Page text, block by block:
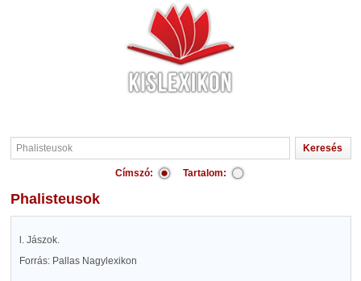
Címszó: Tartalom:
Phalisteusok
l. Jászok.
Forrás: Pallas Nagylexikon